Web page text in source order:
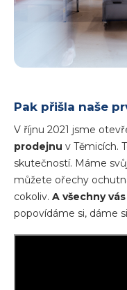
Pak přišla naše
V říjnu 2021 jsme
prodejnu v Těmicích.
skutečností. Máme
můžete ořechy
cokoliv. A všechny
popovídáme si, dáme